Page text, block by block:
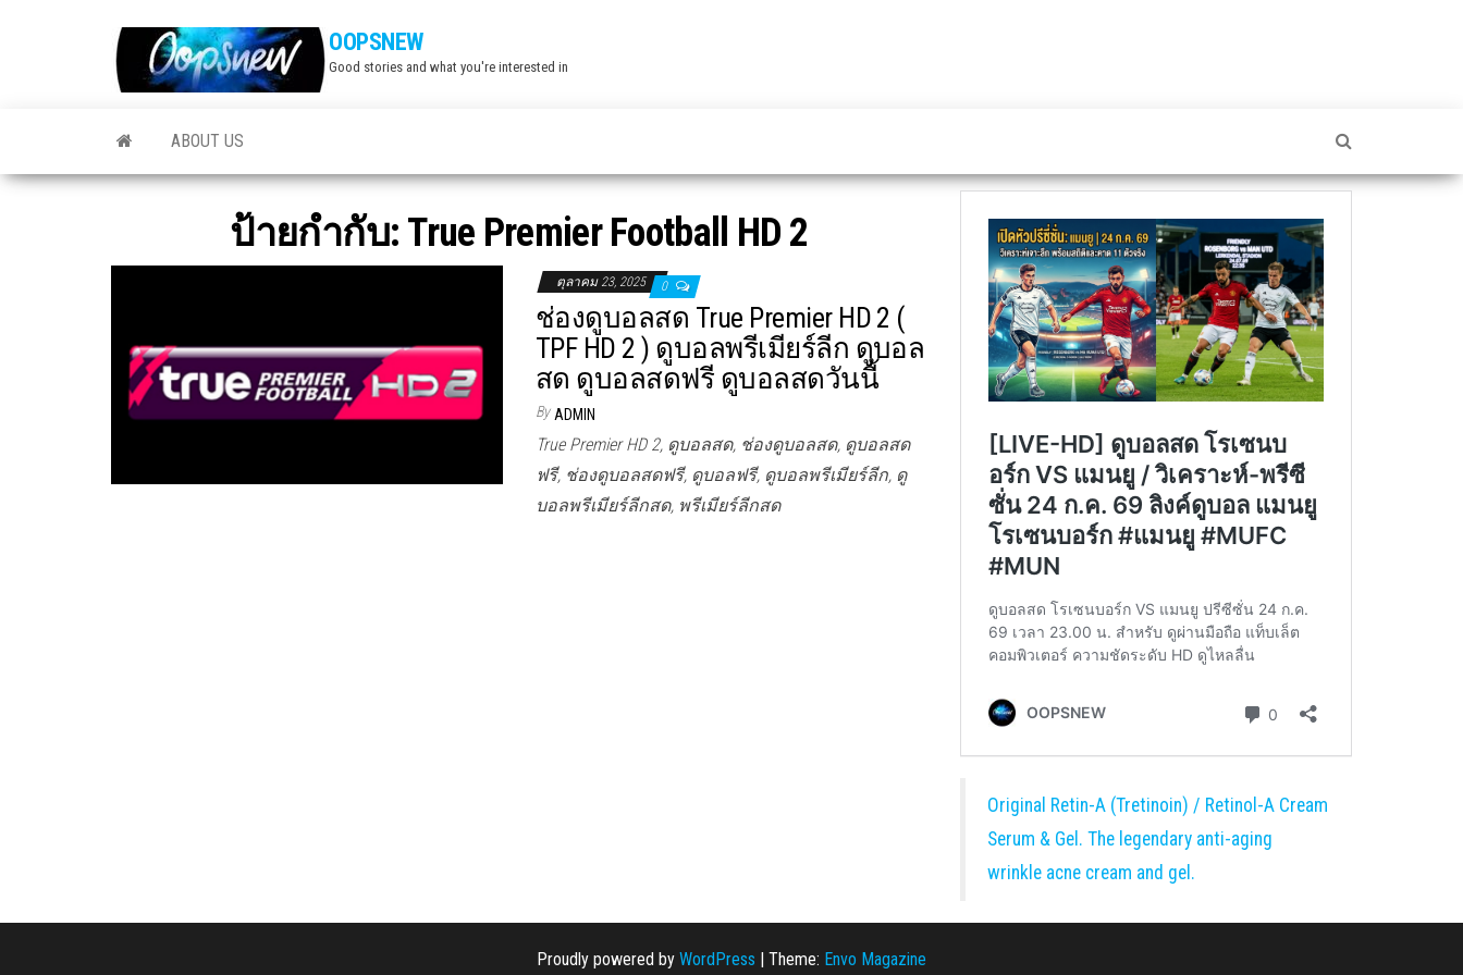
OOPSNEW
Good stories and what you're interested in
ABOUT US
ป้ายกำกับ: True Premier Football HD 2
ตุลาคม 23, 2025 0
ช่องดูบอลสด True Premier HD 2 (
TPF HD 2 ) ดูบอลพรีเมียร์ลีก ดูบอล
สด ดูบอลสดฟรี ดูบอลสดวันนี้
By ADMIN
True Premier HD 2, ดูบอลสด, ช่องดูบอลสด, ดูบอลสด
ฟรี, ช่องดูบอลสดฟรี, ดูบอลฟรี, ดูบอลพรีเมียร์ลีก, ดู
บอลพรีเมียร์ลีกสด, พรีเมียร์ลีกสด
Original Retin-A (Tretinoin) / Retinol-A Cream
Serum & Gel. The legendary anti-aging
wrinkle acne cream and gel.
Proudly powered by WordPress | Theme: Envo Magazine